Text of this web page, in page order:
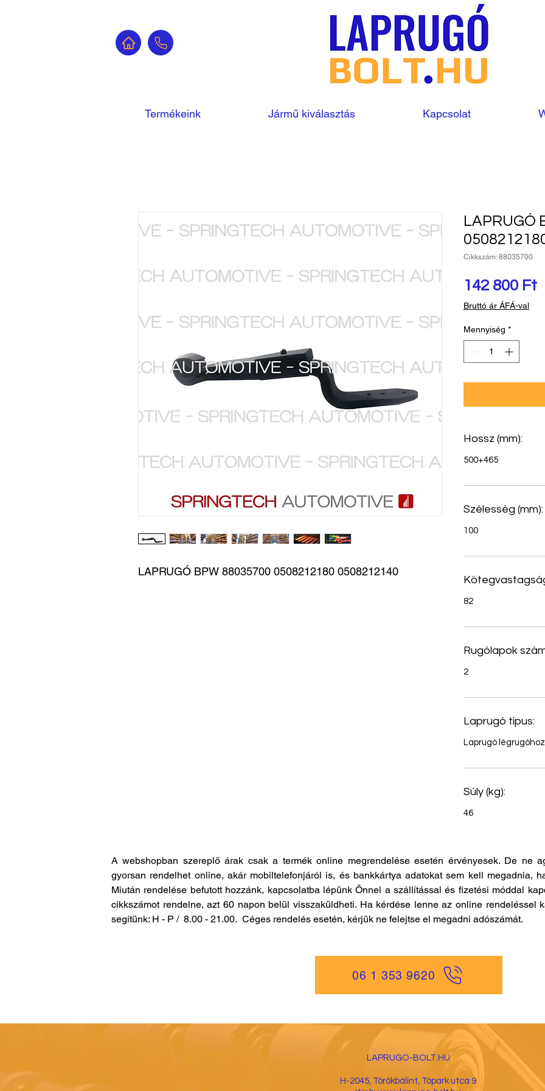
Termékeink Jármű kiválasztás Kapcsolat
LAPRUGÓ BPW 88035700 0508212180 0508212140
LAPRUGÓ
Cikkszám: 88035700
142 800 FtÁr
Bruttó ár ÁFÁ-val
Mennyiség *
Hossz (mm):
500+465
Szélesség (mm):
100
82
Rugólapok
2
Laprugó típus:
Laprugó légrugóhoz
Súly (kg):
46
A webshopban szereplő árak csak a termék online megrendelése esetén érvényesek. De ne
gyorsan rendelhet online, akár mobiltelefonjáról is, és bankkártya adatokat sem kell megadnia,
Miután rendelése befutott hozzánk, kapcsolatba lépünk Önnel a szállítással és fizetési móddal
cikkszámot rendelne, azt 60 napon belül visszaküldheti. Ha kérdése lenne az online rendeléssel
segítünk: H - P / 8.00 - 21.00. Céges rendelés esetén, kérjük ne felejtse el megadni adószámát.
06 1 353 9620
LAPRUGO-BOLT.HU
H-2045, Törökbá lint, Tópark utca 9